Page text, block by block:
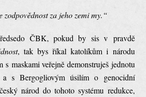
zodpovědnost za jeho zemi my.“
ČBK, pokud by sis v pravdě
, tak bys říkal katolíkům i národu
s maskami veřejně demonstruješ jednotu
a s Bergogliovým úsilím o genocidní
národ do tohoto systému redukce,